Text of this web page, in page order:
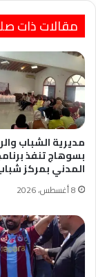
مقالات ذات
مديرية الشباب
بسوهاج تنفذ
المدني بمركز
8 أغسطس، 2026